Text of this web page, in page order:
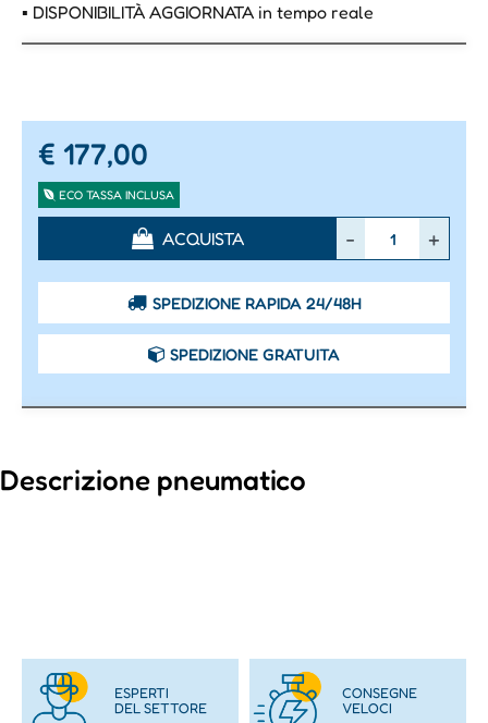
▪ DISPONIBILITÀ AGGIORNATA in tempo reale
€ 177,00
ECO TASSA INCLUSA
ACQUISTA
SPEDIZIONE RAPIDA 24/48H
SPEDIZIONE GRATUITA
Descrizione pneumatico
ESPERTI
DEL SETTORE
CONSEGNE
VELOCI